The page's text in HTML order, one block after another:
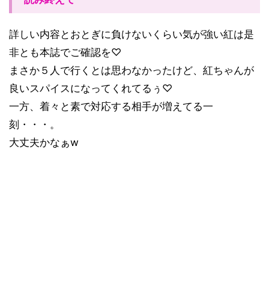
詳しい内容とおとぎに負けないくらい気が強い紅は是
非とも本誌でご確認を♡
まさか５人で行くとは思わなかったけど、紅ちゃんが
良いスパイスになってくれてるぅ♡
一方、着々と素で対応する相手が増えてる一
刻・・・。
大丈夫かなぁw